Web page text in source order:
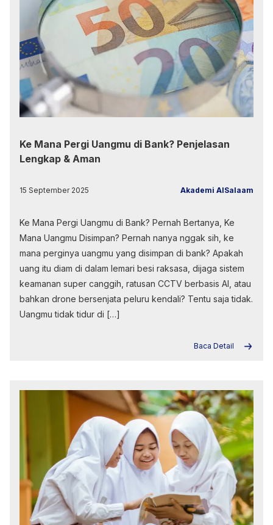
Ke Mana Pergi Uangmu di Bank? Penjelasan
Lengkap & Aman
15 September 2025 Akademi AlSalaam
Ke Mana Pergi Uangmu di Bank? Pernah Bertanya, Ke
Mana Uangmu Disimpan? Pernah nanya nggak sih, ke
mana perginya uangmu yang disimpan di bank? Apakah
uang itu diam di dalam lemari besi raksasa, dijaga sistem
keamanan super canggih, ratusan CCTV berbasis AI, atau
bahkan drone bersenjata peluru kendali? Tentu saja tidak.
Uangmu tidak tidur di […]
Baca Detail